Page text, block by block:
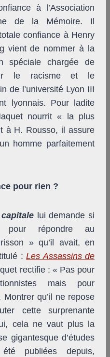
à l’Association
de la Mémoire. Il
confiance à Henry
vient de nommer à la
spéciale chargée de
le racisme et le
de l’université Lyon III
lyonnais. Pour ladite
nourrit « la plus
à H. Rousso, il assure
homme parfaitement
pour rien ?
lui demande si
répondre au
» qu’il avait, en
: Les Assassins de
rectifie : « Pas pour
mais pour
qu’il ne repose
cette surprenante
cela ne vaut plus la
gigantesque d’études
publiées depuis,